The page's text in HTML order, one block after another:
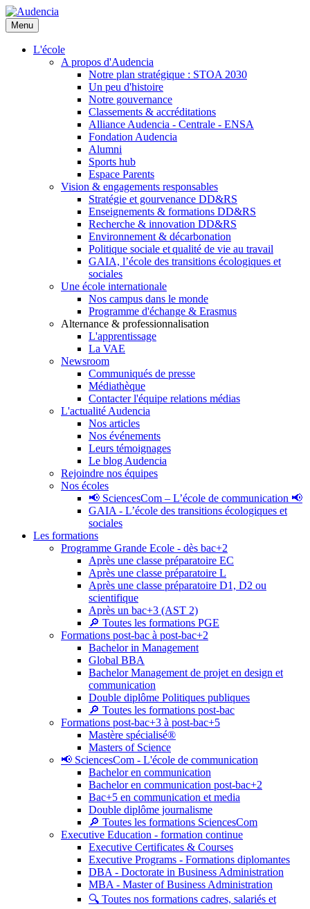
Aller
au
contenu
principal
Menu
L'école
A propos d'Audencia
Notre plan stratégique : STOA 2030
Un peu d'histoire
Notre gouvernance
Classements & accréditations
Alliance Audencia - Centrale - ENSA
Fondation Audencia
Alumni
Sports hub
Espace Parents
Vision & engagements responsables
Stratégie et gourvenance DD&RS
Enseignements & formations DD&RS
Recherche & innovation DD&RS
Environnement & décarbonation
Politique sociale et qualité de vie au travail
GAIA, l’école des transitions écologiques et
sociales
Une école internationale
Nos campus dans le monde
Programme d'échange & Erasmus
Alternance & professionnalisation
L'apprentissage
La VAE
Newsroom
Communiqués de presse
Médiathèque
Contacter l'équipe relations médias
L'actualité Audencia
Nos articles
Nos événements
Leurs témoignages
Le blog Audencia
Rejoindre nos équipes
Nos écoles
📢 SciencesCom – L’école de communication 📢
GAIA - L’école des transitions écologiques et
sociales
Les formations
Programme Grande Ecole - dès bac+2
Après une classe préparatoire EC
Après une classe préparatoire L
Après une classe préparatoire D1, D2 ou
scientifique
Après un bac+3 (AST 2)
🔎 Toutes les formations PGE
Formations post-bac à post-bac+2
Bachelor in Management
Global BBA
Bachelor Management de projet en design et
communication
Double diplôme Politiques publiques
🔎 Toutes les formations post-bac
Formations post-bac+3 à post-bac+5
Mastère spécialisé®
Masters of Science
📢 SciencesCom - L'école de communication
Bachelor en communication
Bachelor en communication post-bac+2
Bac+5 en communication et media
Double diplôme journalisme
🔎 Toutes les formations SciencesCom
Executive Education - formation continue
Executive Certificates & Courses
Executive Programs - Formations diplomantes
DBA - Doctorate in Business Administration
MBA - Master of Business Administration
🔍 Toutes nos formations cadres, salariés et